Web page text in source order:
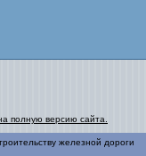
полную версию сайта.
железной дороги